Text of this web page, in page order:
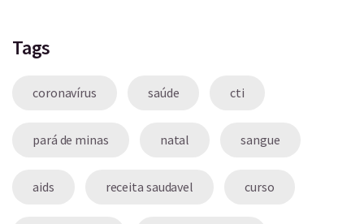
Tags
coronavírus saúde cti
pará de minas natal sangue
aids receita saudavel curso